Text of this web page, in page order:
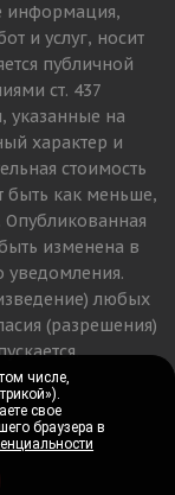
информация,
и услуг, носит
публичной
ст. 437
указанные на
характер и
стоимость
быть как меньше,
изменена в
уведомления.
любых
(разрешения)
числе,
свое
браузера в
числе,
свое
браузера в